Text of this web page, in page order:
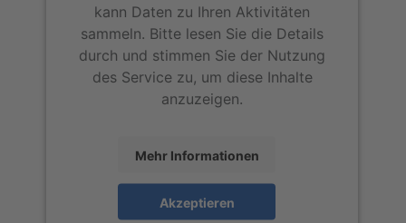
kann Daten zu Ihren Aktivitäten
sammeln. Bitte lesen Sie die Details
durch und stimmen Sie der Nutzung
des Service zu, um diese Inhalte
anzuzeigen.
Mehr Informationen
Akzeptieren